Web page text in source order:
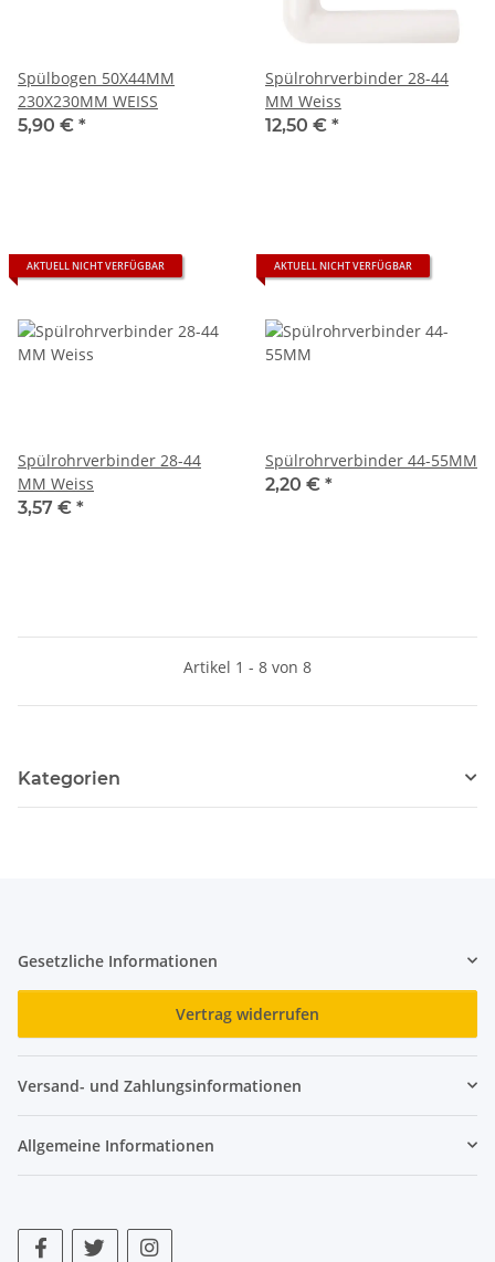
Spülbogen 50X44MM
230X230MM WEISS
5,90 € *
Spülrohrverbinder 28-44
MM Weiss
12,50 € *
AKTUELL NICHT VERFÜGBAR
Spülrohrverbinder 28-44
MM Weiss
3,57 € *
AKTUELL NICHT VERFÜGBAR
Spülrohrverbinder 44-55MM
2,20 € *
Artikel 1 - 8 von 8
Kategorien
Gesetzliche Informationen
Vertrag widerrufen
Versand- und Zahlungsinformationen
Allgemeine Informationen